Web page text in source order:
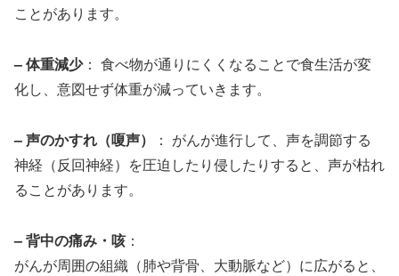
ことがあります。
– 体重減少： 食べ物が通りにくくなることで食生活が変
化し、意図せず体重が減っていきます。
– 声のかすれ（嗄声）
： がんが進行して、声を調節する
神経（反回神経）を圧迫したり侵したりすると、声が枯れ
ることがあります。
– 背中の痛み・咳 ：
がんが周囲の組織（肺や背骨、大動脈など）に広がると、